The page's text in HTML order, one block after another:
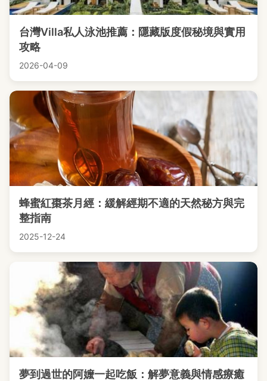
台灣Villa私人泳池推薦：隱藏版度假秘境與實用
攻略
2026-04-09
蜂蜜紅棗茶月經：緩解經期不適的天然秘方與完
整指南
2025-12-24
夢到過世的阿嬤一起吃飯：解夢意義與情感療癒